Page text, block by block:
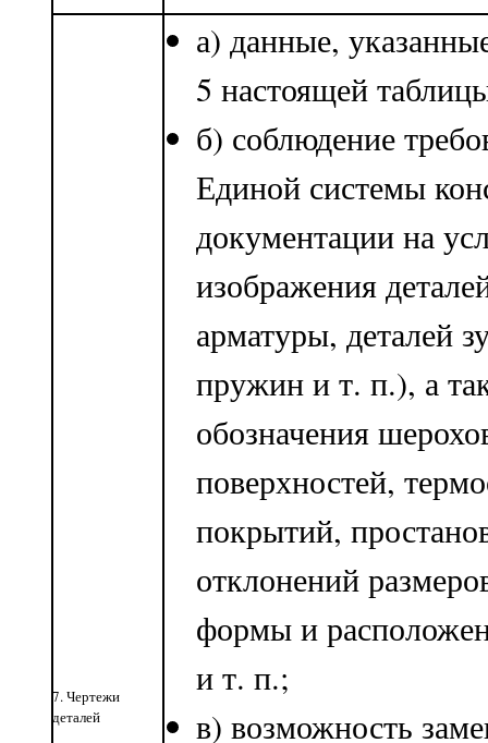
7. Чертежи
деталей
а) данные,
5 настоящей
б) соблюдение
Единой системы
документации на
изображения
арматуры, деталей
пружин и т. п.), а
обозначения
поверхностей,
покрытий,
отклонений
формы и
и т. п.;
в) возможность